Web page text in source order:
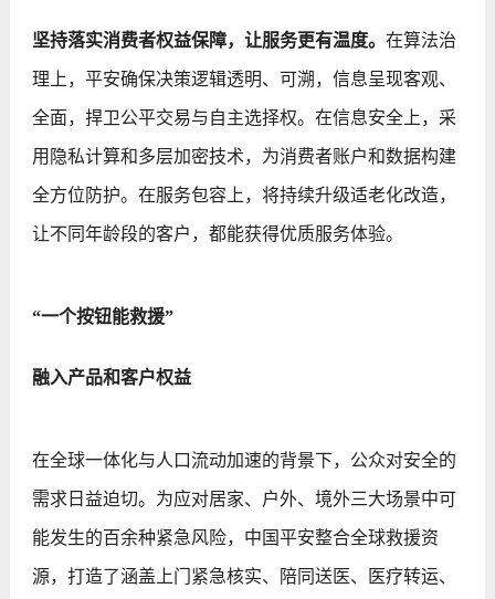
坚持落实消费者权益保障，让服务更有温度。 在算法治
理上，平安确保决策逻辑透明、可溯，信息呈现客观、
全面，捍卫公平交易与自主选择权。在信息安全上，采
用隐私计算和多层加密技术，为消费者账户和数据构建
全方位防护。在服务包容上，将持续升级适老化改造，
让不同年龄段的客户，都能获得优质服务体验。
“一个按钮能救援”
融入产品和客户权益
在全球一体化与人口流动加速的背景下，公众对安全的
需求日益迫切。为应对居家、户外、境外三大场景中可
能发生的百余种紧急风险，中国平安整合全球救援资
源，打造了涵盖上门紧急核实、陪同送医、医疗转运、